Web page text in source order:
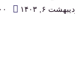
۶, ۱۴۰۳